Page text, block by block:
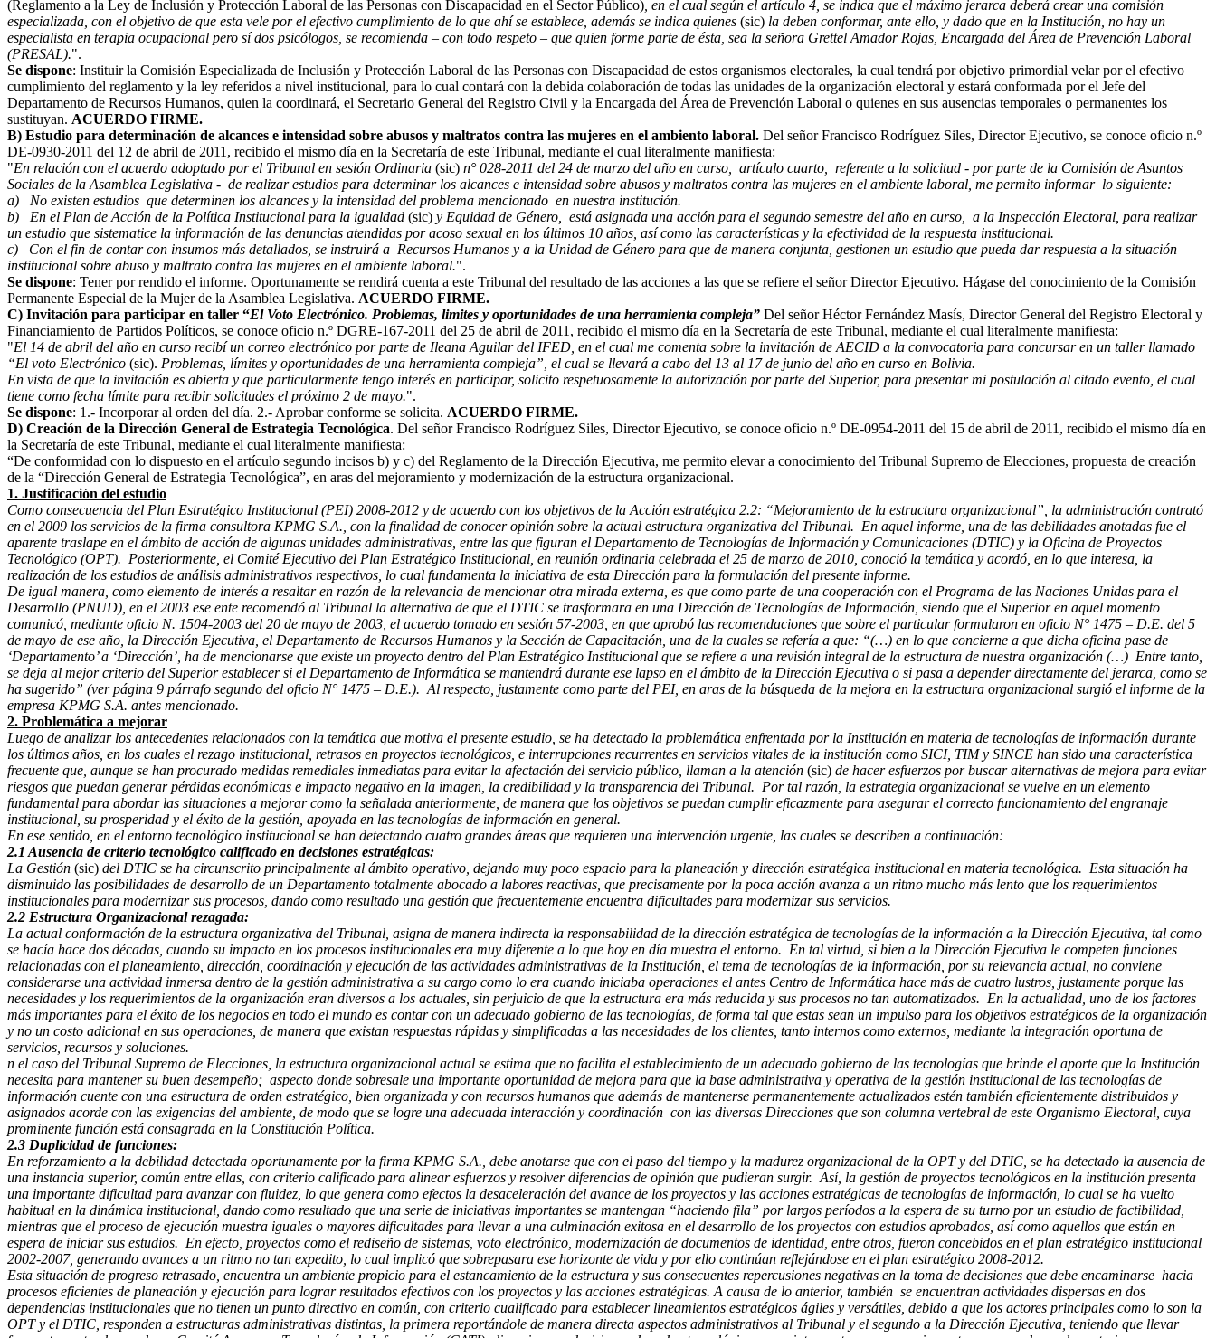
(Reglamento a la Ley de Inclusión y Protección Laboral de las Personas con Discapacidad en el Sector Público) , en el cual según el artículo 4, se indica que el máximo jerarca deberá crear una comisión
especializada, con el objetivo de que esta vele por el efectivo cumplimiento de lo que ahí se establece, además se indica quienes (sic) la deben conformar, ante ello, y dado que en la Institución, no hay un
especialista en terapia ocupacional pero sí dos psicólogos, se recomienda – con todo respeto – que quien forme parte de ésta, sea la señora Grettel Amador Rojas, Encargada del Área de Prevención Laboral
(PRESAL).".
Se dispone: Instituir la Comisión Especializada de Inclusión y Protección Laboral de las Personas con Discapacidad de estos organismos electorales, la cual tendrá por objetivo primordial velar por el efectivo
cumplimiento del reglamento y la ley referidos a nivel institucional, para lo cual contará con la debida colaboración de todas las unidades de la organización electoral y estará conformada por el Jefe del
Departamento de Recursos Humanos, quien la coordinará, el Secretario General del Registro Civil y la Encargada del Área de Prevención Laboral o quienes en sus ausencias temporales o permanentes los
sustituyan. ACUERDO FIRME.
B) Estudio para determinación de alcances e intensidad sobre abusos y maltratos contra las mujeres en el ambiento laboral. Del señor Francisco Rodríguez Siles, Director Ejecutivo, se conoce oficio n.º
DE-0930-2011 del 12 de abril de 2011, recibido el mismo día en la Secretaría de este Tribunal, mediante el cual literalmente manifiesta:
"En relación con el acuerdo adoptado por el Tribunal en sesión Ordinaria (sic) n° 028-2011 del 24 de marzo del año en curso, artículo cuarto, referente a la solicitud - por parte de la Comisión de Asuntos
Sociales de la Asamblea Legislativa - de realizar estudios para determinar los alcances e intensidad sobre abusos y maltratos contra las mujeres en el ambiente laboral, me permito informar lo siguiente:
a) No existen estudios que determinen los alcances y la intensidad del problema mencionado en nuestra institución.
b) En el Plan de Acción de la Política Institucional para la igualdad (sic) y Equidad de Género, está asignada una acción para el segundo semestre del año en curso, a la Inspección Electoral, para realizar
un estudio que sistematice la información de las denuncias atendidas por acoso sexual en los últimos 10 años, así como las características y la efectividad de la respuesta institucional.
c) Con el fin de contar con insumos más detallados, se instruirá a Recursos Humanos y a la Unidad de Género para que de manera conjunta, gestionen un estudio que pueda dar respuesta a la situación
institucional sobre abuso y maltrato contra las mujeres en el ambiente laboral.".
Se dispone: Tener por rendido el informe. Oportunamente se rendirá cuenta a este Tribunal del resultado de las acciones a las que se refiere el señor Director Ejecutivo. Hágase del conocimiento de la Comisión
Permanente Especial de la Mujer de la Asamblea Legislativa. ACUERDO FIRME.
C) Invitación para participar en taller “El Voto Electrónico. Problemas, limites y oportunidades de una herramienta compleja” Del señor Héctor Fernández Masís, Director General del Registro Electoral y
Financiamiento de Partidos Políticos, se conoce oficio n.º DGRE-167-2011 del 25 de abril de 2011, recibido el mismo día en la Secretaría de este Tribunal, mediante el cual literalmente manifiesta:
"El 14 de abril del año en curso recibí un correo electrónico por parte de Ileana Aguilar del IFED, en el cual me comenta sobre la invitación de AECID a la convocatoria para concursar en un taller llamado
“El voto Electrónico (sic). Problemas, límites y oportunidades de una herramienta compleja”, el cual se llevará a cabo del 13 al 17 de junio del año en curso en Bolivia.
En vista de que la invitación es abierta y que particularmente tengo interés en participar, solicito respetuosamente la autorización por parte del Superior, para presentar mi postulación al citado evento, el cual
tiene como fecha límite para recibir solicitudes el próximo 2 de mayo.".
Se dispone: 1.- Incorporar al orden del día. 2.- Aprobar conforme se solicita. ACUERDO FIRME.
D) Creación de la Dirección General de Estrategia Tecnológica. Del señor Francisco Rodríguez Siles, Director Ejecutivo, se conoce oficio n.º DE-0954-2011 del 15 de abril de 2011, recibido el mismo día en
la Secretaría de este Tribunal, mediante el cual literalmente manifiesta:
“De conformidad con lo dispuesto en el artículo segundo incisos b) y c) del Reglamento de la Dirección Ejecutiva, me permito elevar a conocimiento del Tribunal Supremo de Elecciones, propuesta de creación
de la “Dirección General de Estrategia Tecnológica”, en aras del mejoramiento y modernización de la estructura organizacional.
1. Justificación del estudio
Como consecuencia del Plan Estratégico Institucional (PEI) 2008-2012 y de acuerdo con los objetivos de la Acción estratégica 2.2: “Mejoramiento de la estructura organizacional”, la administración contrató
en el 2009 los servicios de la firma consultora KPMG S.A., con la finalidad de conocer opinión sobre la actual estructura organizativa del Tribunal. En aquel informe, una de las debilidades anotadas fue el
aparente traslape en el ámbito de acción de algunas unidades administrativas, entre las que figuran el Departamento de Tecnologías de Información y Comunicaciones (DTIC) y la Oficina de Proyectos
Tecnológico (OPT). Posteriormente, el Comité Ejecutivo del Plan Estratégico Institucional, en reunión ordinaria celebrada el 25 de marzo de 2010, conoció la temática y acordó, en lo que interesa, la
realización de los estudios de análisis administrativos respectivos, lo cual fundamenta la iniciativa de esta Dirección para la formulación del presente informe.
De igual manera, como elemento de interés a resaltar en razón de la relevancia de mencionar otra mirada externa, es que como parte de una cooperación con el Programa de las Naciones Unidas para el
Desarrollo (PNUD), en el 2003 ese ente recomendó al Tribunal la alternativa de que el DTIC se trasformara en una Dirección de Tecnologías de Información, siendo que el Superior en aquel momento
comunicó, mediante oficio N. 1504-2003 del 20 de mayo de 2003, el acuerdo tomado en sesión 57-2003, en que aprobó las recomendaciones que sobre el particular formularon en oficio N° 1475 – D.E. del 5
de mayo de ese año, la Dirección Ejecutiva, el Departamento de Recursos Humanos y la Sección de Capacitación, una de la cuales se refería a que: “(…) en lo que concierne a que dicha oficina pase de
‘Departamento’ a ‘Dirección’, ha de mencionarse que existe un proyecto dentro del Plan Estratégico Institucional que se refiere a una revisión integral de la estructura de nuestra organización (…) Entre tanto,
se deja al mejor criterio del Superior establecer si el Departamento de Informática se mantendrá durante ese lapso en el ámbito de la Dirección Ejecutiva o si pasa a depender directamente del jerarca, como se
ha sugerido” (ver página 9 párrafo segundo del oficio N° 1475 – D.E.). Al respecto, justamente como parte del PEI, en aras de la búsqueda de la mejora en la estructura organizacional surgió el informe de la
empresa KPMG S.A. antes mencionado.
2. Problemática a mejorar
Luego de analizar los antecedentes relacionados con la temática que motiva el presente estudio, se ha detectado la problemática enfrentada por la Institución en materia de tecnologías de información durante
los últimos años, en los cuales el rezago institucional, retrasos en proyectos tecnológicos, e interrupciones recurrentes en servicios vitales de la institución como SICI, TIM y SINCE han sido una característica
frecuente que, aunque se han procurado medidas remediales inmediatas para evitar la afectación del servicio público, llaman a la atención (sic) de hacer esfuerzos por buscar alternativas de mejora para evitar
riesgos que puedan generar pérdidas económicas e impacto negativo en la imagen, la credibilidad y la transparencia del Tribunal. Por tal razón, la estrategia organizacional se vuelve en un elemento
fundamental para abordar las situaciones a mejorar como la señalada anteriormente, de manera que los objetivos se puedan cumplir eficazmente para asegurar el correcto funcionamiento del engranaje
institucional, su prosperidad y el éxito de la gestión, apoyada en las tecnologías de información en general.
En ese sentido, en el entorno tecnológico institucional se han detectando cuatro grandes áreas que requieren una intervención urgente, las cuales se describen a continuación:
2.1 Ausencia de criterio tecnológico calificado en decisiones estratégicas:
La Gestión (sic) del DTIC se ha circunscrito principalmente al ámbito operativo, dejando muy poco espacio para la planeación y dirección estratégica institucional en materia tecnológica. Esta situación ha
disminuido las posibilidades de desarrollo de un Departamento totalmente abocado a labores reactivas, que precisamente por la poca acción avanza a un ritmo mucho más lento que los requerimientos
institucionales para modernizar sus procesos, dando como resultado una gestión que frecuentemente encuentra dificultades para modernizar sus servicios.
2.2 Estructura Organizacional rezagada:
La actual conformación de la estructura organizativa del Tribunal, asigna de manera indirecta la responsabilidad de la dirección estratégica de tecnologías de la información a la Dirección Ejecutiva, tal como
se hacía hace dos décadas, cuando su impacto en los procesos institucionales era muy diferente a lo que hoy en día muestra el entorno. En tal virtud, si bien a la Dirección Ejecutiva le competen funciones
relacionadas con el planeamiento, dirección, coordinación y ejecución de las actividades administrativas de la Institución, el tema de tecnologías de la información, por su relevancia actual, no conviene
considerarse una actividad inmersa dentro de la gestión administrativa a su cargo como lo era cuando iniciaba operaciones el antes Centro de Informática hace más de cuatro lustros, justamente porque las
necesidades y los requerimientos de la organización eran diversos a los actuales, sin perjuicio de que la estructura era más reducida y sus procesos no tan automatizados. En la actualidad, uno de los factores
más importantes para el éxito de los negocios en todo el mundo es contar con un adecuado gobierno de las tecnologías, de forma tal que estas sean un impulso para los objetivos estratégicos de la organización
y no un costo adicional en sus operaciones, de manera que existan respuestas rápidas y simplificadas a las necesidades de los clientes, tanto internos como externos, mediante la integración oportuna de
servicios, recursos y soluciones.
n el caso del Tribunal Supremo de Elecciones, la estructura organizacional actual se estima que no facilita el establecimiento de un adecuado gobierno de las tecnologías que brinde el aporte que la Institución
necesita para mantener su buen desempeño; aspecto donde sobresale una importante oportunidad de mejora para que la base administrativa y operativa de la gestión institucional de las tecnologías de
información cuente con una estructura de orden estratégico, bien organizada y con recursos humanos que además de mantenerse permanentemente actualizados estén también eficientemente distribuidos y
asignados acorde con las exigencias del ambiente, de modo que se logre una adecuada interacción y coordinación con las diversas Direcciones que son columna vertebral de este Organismo Electoral, cuya
prominente función está consagrada en la Constitución Política.
2.3 Duplicidad de funciones:
En reforzamiento a la debilidad detectada oportunamente por la firma KPMG S.A., debe anotarse que con el paso del tiempo y la madurez organizacional de la OPT y del DTIC, se ha detectado la ausencia de
una instancia superior, común entre ellas, con criterio calificado para alinear esfuerzos y resolver diferencias de opinión que pudieran surgir. Así, la gestión de proyectos tecnológicos en la institución presenta
una importante dificultad para avanzar con fluidez, lo que genera como efectos la desaceleración del avance de los proyectos y las acciones estratégicas de tecnologías de información, lo cual se ha vuelto
habitual en la dinámica institucional, dando como resultado que una serie de iniciativas importantes se mantengan “haciendo fila” por largos períodos a la espera de su turno por un estudio de factibilidad,
mientras que el proceso de ejecución muestra iguales o mayores dificultades para llevar a una culminación exitosa en el desarrollo de los proyectos con estudios aprobados, así como aquellos que están en
espera de iniciar sus estudios. En efecto, proyectos como el rediseño de sistemas, voto electrónico, modernización de documentos de identidad, entre otros, fueron concebidos en el plan estratégico institucional
2002-2007, generando avances a un ritmo no tan expedito, lo cual implicó que sobrepasara ese horizonte de vida y por ello continúan reflejándose en el plan estratégico 2008-2012.
Esta situación de progreso retrasado, encuentra un ambiente propicio para el estancamiento de la estructura y sus consecuentes repercusiones negativas en la toma de decisiones que debe encaminarse hacia
procesos eficientes de planeación y ejecución para lograr resultados efectivos con los proyectos y las acciones estratégicas. A causa de lo anterior, también se encuentran actividades dispersas en dos
dependencias institucionales que no tienen un punto directivo en común, con criterio cualificado para establecer lineamientos estratégicos ágiles y versátiles, debido a que los actores principales como lo son la
OPT y el DTIC, responden a estructuras administrativas distintas, la primera reportándole de manera directa aspectos administrativos al Tribunal y el segundo a la Dirección Ejecutiva, teniendo que llevar